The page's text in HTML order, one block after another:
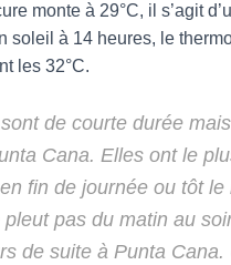
monte à 29°C, il s’agit
soleil à 14 heures, le
les 32°C.
de courte durée mais
Cana. Elles ont le
fin de journée ou tôt le
pas du matin au
de suite à Punta Cana.